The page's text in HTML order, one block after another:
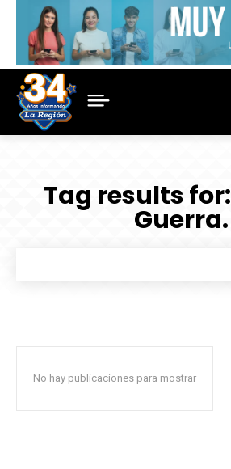
Tag results for:
Guerra.
No hay publicaciones para mostrar